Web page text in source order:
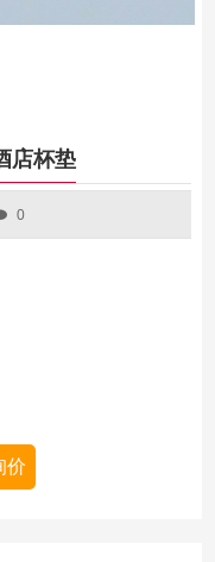
店杯垫
0
价